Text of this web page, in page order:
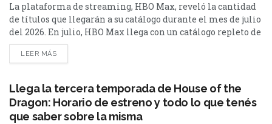
La plataforma de streaming, HBO Max, reveló la cantidad
de títulos que llegarán a su catálogo durante el mes de julio
del 2026. En julio, HBO Max llega con un catálogo repleto de
grandes estrenos para todos los gustos. Uno de los
lanzamientos más esperados es Stuart no logra salvar el
LEER MÁS
Llega la tercera temporada de House of the
Dragon: Horario de estreno y todo lo que tenés
que saber sobre la misma